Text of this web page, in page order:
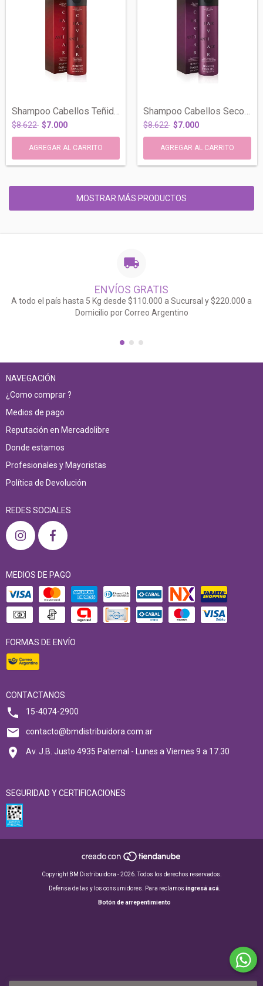
Shampoo Cabellos Teñidos Caviar X 260 Ml...
$8.622 $7.000
Shampoo Cabellos Secos Y Castigados Cavi...
$8.622 $7.000
MOSTRAR MÁS PRODUCTOS
ENVÍOS GRATIS
A todo el país hasta 5 Kg desde $110.000 a Sucursal y $220.000 a
Domicilio por Correo Argentino
NAVEGACIÓN
¿Como comprar ?
Medios de pago
Reputación en Mercadolibre
Donde estamos
Profesionales y Mayoristas
Política de Devolución
REDES SOCIALES
MEDIOS DE PAGO
FORMAS DE ENVÍO
CONTACTANOS
15-4074-2900
contacto@bmdistribuidora.com.ar
Av. J.B. Justo 4935 Paternal - Lunes a Viernes 9 a 17.30
SEGURIDAD Y CERTIFICACIONES
Copyright BM Distribuidora - 2026. Todos los derechos reservados.
Defensa de las y los consumidores. Para reclamos ingresá acá.
Botón de arrepentimiento